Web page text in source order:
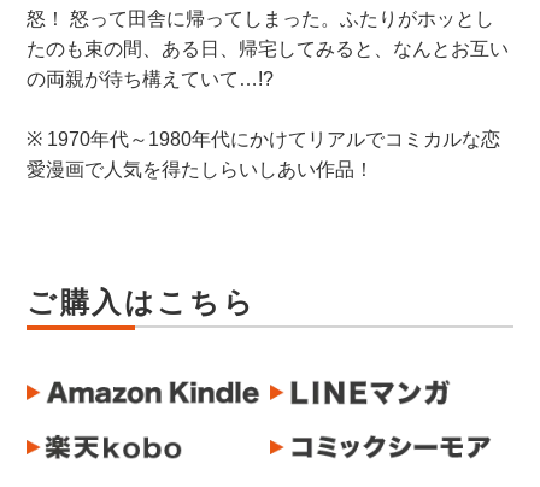
怒！ 怒って田舎に帰ってしまった。ふたりがホッとし
たのも束の間、ある日、帰宅してみると、なんとお互い
の両親が待ち構えていて…!?
※ 1970年代～1980年代にかけてリアルでコミカルな恋
愛漫画で人気を得たしらいしあい作品！
ご購入はこちら